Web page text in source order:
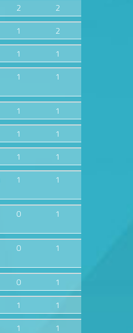
2
2
1
2
1
1
1 1
1
1
1
1
1
1
1 1
0 1
0 1
0
1
1
1
1 1